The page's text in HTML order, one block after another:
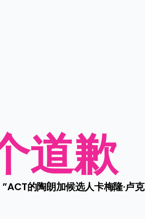
道歉
的陶朗加候选人卡梅隆·卢克